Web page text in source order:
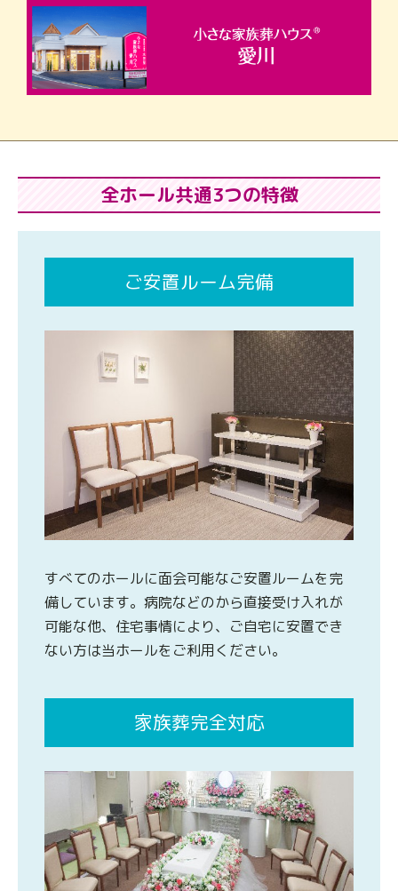
全ホール共通3つの特徴
ご安置ルーム完備
すべてのホールに面会可能なご安置ルームを完
備しています。病院などのから直接受け入れが
可能な他、住宅事情により、ご自宅に安置でき
ない方は当ホールをご利用ください。
家族葬完全対応